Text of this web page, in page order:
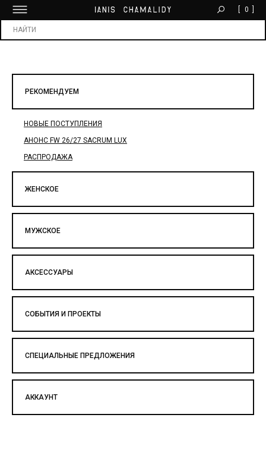
0
РЕКОМЕНДУЕМ
НОВЫЕ ПОСТУПЛЕНИЯ
АНОНС FW 26/27 SACRUM LUX
РАСПРОДАЖА
ЖЕНСКОЕ
МУЖСКОЕ
АКСЕССУАРЫ
СОБЫТИЯ И ПРОЕКТЫ
СПЕЦИАЛЬНЫЕ ПРЕДЛОЖЕНИЯ
АККАУНТ